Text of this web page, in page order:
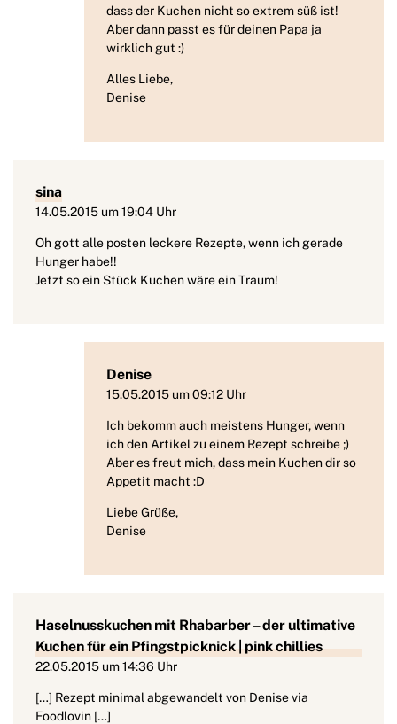
dass der Kuchen nicht so extrem süß ist!
Aber dann passt es für deinen Papa ja
wirklich gut :)
Alles Liebe,
Denise
sina
14.05.2015 um 19:04 Uhr
Oh gott alle posten leckere Rezepte, wenn ich gerade
Hunger habe!!
Jetzt so ein Stück Kuchen wäre ein Traum!
Denise
15.05.2015 um 09:12 Uhr
Ich bekomm auch meistens Hunger, wenn
ich den Artikel zu einem Rezept schreibe ;)
Aber es freut mich, dass mein Kuchen dir so
Appetit macht :D
Liebe Grüße,
Denise
Haselnusskuchen mit Rhabarber – der ultimative
Kuchen für ein Pfingstpicknick | pink chillies
22.05.2015 um 14:36 Uhr
[…] Rezept minimal abgewandelt von Denise via
Foodlovin […]